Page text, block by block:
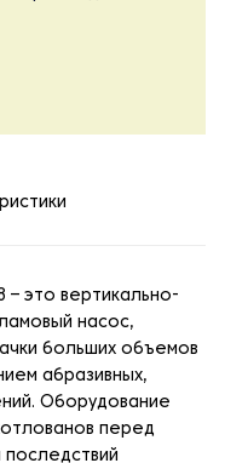
– это вертикально-
насос,
больших объемов
абразивных,
Оборудование
перед
последствий